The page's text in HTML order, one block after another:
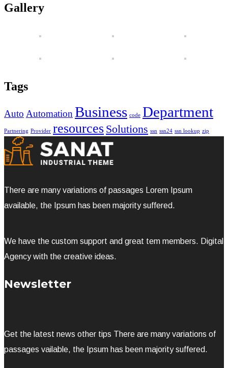
Gallery
Tags
Auto AutomationBusiness code Department
Partnering Provider resources Solutions ssn ssn24 ssn lookup zip
There are many variations of passages Lorem Ipsum
available, the Ipsum has been majority suffered.
We have the custom support and great tem members. Digital
Agency with the creative ideas.
Newsletter
Get the latest news other tips There are many variations of
passages vailable, the Ipsum has been majority suffered.